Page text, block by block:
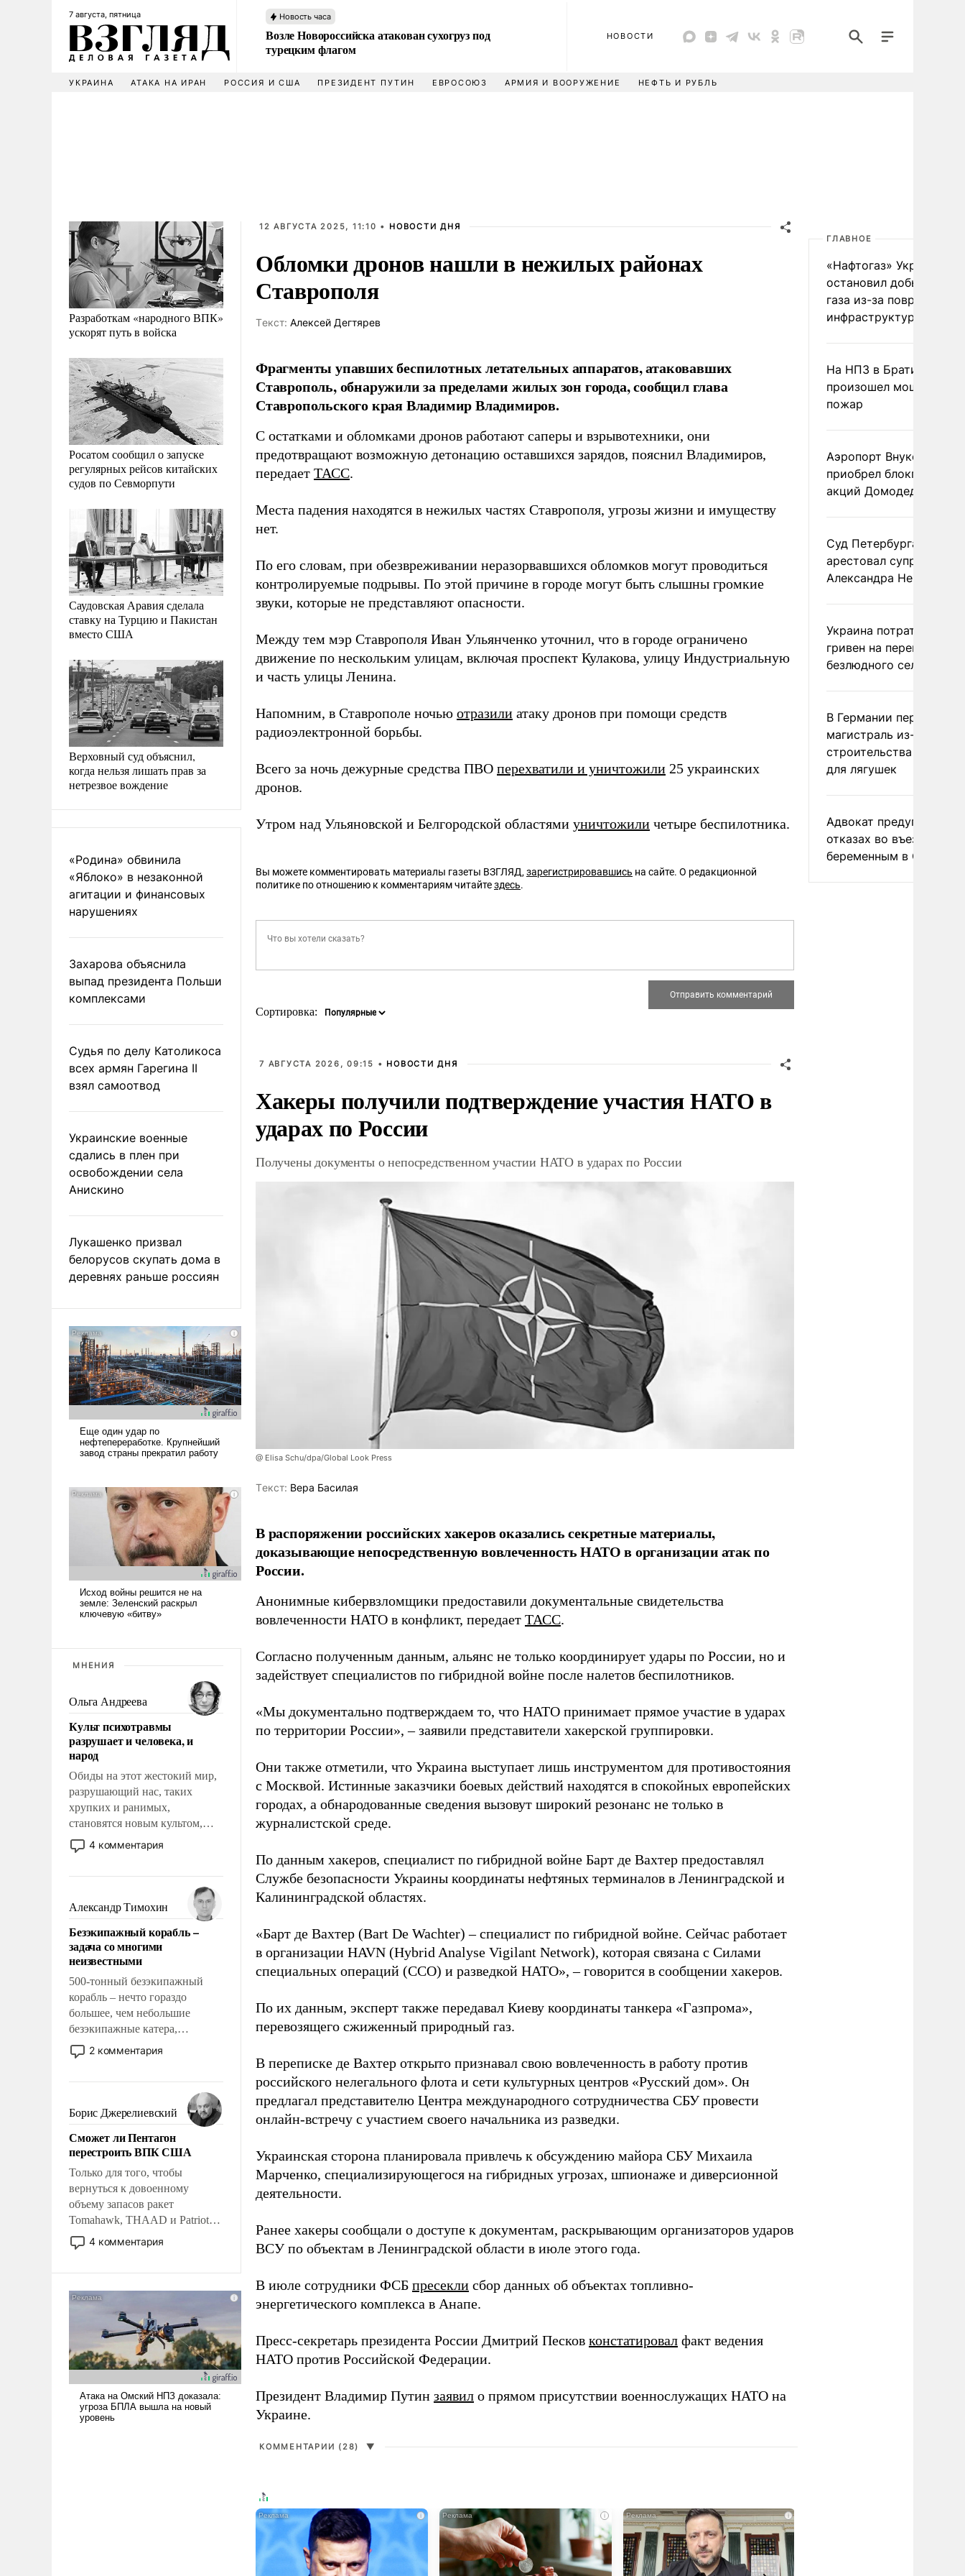
7 августа, пятница Новость часа
Возле Новороссийска атакован сухогруз под
турецким флагом
НОВОСТИ
УКРАИНА АТАКА НА ИРАН РОССИЯ И США ПРЕЗИДЕНТ ПУТИН ЕВРОСОЮЗ АРМИЯ И ВООРУЖЕНИЕ НЕФТЬ И РУБЛЬ
Разработкам «народного ВПК»
ускорят путь в войска
Росатом сообщил о запуске
регулярных рейсов китайских
судов по Севморпути
Саудовская Аравия сделала
ставку на Турцию и Пакистан
вместо США
Верховный суд объяснил,
когда нельзя лишать прав за
нетрезвое вождение
«Родина» обвинила
«Яблоко» в незаконной
агитации и финансовых
нарушениях
Захарова объяснила
выпад президента Польши
комплексами
Судья по делу Католикоса
всех армян Гарегина II
взял самоотвод
Украинские военные
сдались в плен при
освобождении села
Анискино
Лукашенко призвал
белорусов скупать дома в
деревнях раньше россиян
МНЕНИЯ
Ольга Андреева
Культ психотравмы
разрушает и человека, и
народ
Обиды на этот жестокий мир,
разрушающий нас, таких
хрупких и ранимых,
становятся новым культом,
постепенно вытесняя и
отменяя традиционное
мужественным и твердым под
ударами судьбы, брать на себя
ответственность, помогать
слабым, идти вперед и
адаптироваться.
4 комментария
Александр Тимохин
Безэкипажный корабль –
задача со многими
неизвестными
500-тонный безэкипажный
корабль – нечто гораздо
большее, чем небольшие
безэкипажные катера,
применение которых уже
стало обыденностью. Задача по
сложна и амбициозна. Однако
и ее реализация радикально
поднимет наши боевые
возможности.
2 комментария
Борис Джерелиевский
Сможет ли Пентагон
перестроить ВПК США
Только для того, чтобы
вернуться к довоенному
объему запасов ракет
Tomahawk, THAAD и Patriot
США потребуется более трех
лет. Даже небольшая война с
Сложившаяся ситуация
означает многолетний период
уязвимости США, например,
перед Китаем.
4 комментария
12 АВГУСТА 2025, 11:10 • НОВОСТИ ДНЯ
Обломки дронов нашли в нежилых районах
Ставрополя
Tекст: Алексей Дегтярев
Фрагменты упавших беспилотных летательных аппаратов, атаковавших
Ставрополь, обнаружили за пределами жилых зон города, сообщил глава
Ставропольского края Владимир Владимиров.
С остатками и обломками дронов работают саперы и взрывотехники, они
предотвращают возможную детонацию оставшихся зарядов, пояснил Владимиров,
передает ТАСС.
Места падения находятся в нежилых частях Ставрополя, угрозы жизни и имуществу
нет.
По его словам, при обезвреживании неразорвавшихся обломков могут проводиться
контролируемые подрывы. По этой причине в городе могут быть слышны громкие
звуки, которые не представляют опасности.
Между тем мэр Ставрополя Иван Ульянченко уточнил, что в городе ограничено
движение по нескольким улицам, включая проспект Кулакова, улицу Индустриальную
и часть улицы Ленина.
Напомним, в Ставрополе ночью отразили атаку дронов при помощи средств
радиоэлектронной борьбы.
Всего за ночь дежурные средства ПВО перехватили и уничтожили 25 украинских
дронов.
Утром над Ульяновской и Белгородской областями уничтожили четыре беспилотника.
Вы можете комментировать материалы газеты ВЗГЛЯД, зарегистрировавшись на сайте. О редакционной
политике по отношению к комментариям читайтездесь.
Сортировка:
7 АВГУСТА 2026, 09:15 • НОВОСТИ ДНЯ
Хакеры получили подтверждение участия НАТО в
ударах по России
Получены документы о непосредственном участии НАТО в ударах по России
@ Elisa Schu/dpa/Global Look Press
Tекст: Вера Басилая
В распоряжении российских хакеров оказались секретные материалы,
доказывающие непосредственную вовлеченность НАТО в организации атак по
России.
Анонимные кибервзломщики предоставили документальные свидетельства
вовлеченности НАТО в конфликт, передает ТАСС.
Согласно полученным данным, альянс не только координирует удары по России, но и
задействует специалистов по гибридной войне после налетов беспилотников.
«Мы документально подтверждаем то, что НАТО принимает прямое участие в ударах
по территории России», – заявили представители хакерской группировки.
Они также отметили, что Украина выступает лишь инструментом для противостояния
с Москвой. Истинные заказчики боевых действий находятся в спокойных европейских
городах, а обнародованные сведения вызовут широкий резонанс не только в
журналистской среде.
По данным хакеров, специалист по гибридной войне Барт де Вахтер предоставлял
Службе безопасности Украины координаты нефтяных терминалов в Ленинградской и
Калининградской областях.
«Барт де Вахтер (Bart De Wachter) – специалист по гибридной войне. Сейчас работает
в организации HAVN (Hybrid Analyse Vigilant Network), которая связана с Силами
специальных операций (ССО) и разведкой НАТО», – говорится в сообщении хакеров.
По их данным, эксперт также передавал Киеву координаты танкера «Газпрома»,
перевозящего сжиженный природный газ.
В переписке де Вахтер открыто признавал свою вовлеченность в работу против
российского нелегального флота и сети культурных центров «Русский дом». Он
предлагал представителю Центра международного сотрудничества СБУ провести
онлайн-встречу с участием своего начальника из разведки.
Украинская сторона планировала привлечь к обсуждению майора СБУ Михаила
Марченко, специализирующегося на гибридных угрозах, шпионаже и диверсионной
деятельности.
Ранее хакеры сообщали о доступе к документам, раскрывающим организаторов ударов
ВСУ по объектам в Ленинградской области в июле этого года.
В июле сотрудники ФСБ пресекли сбор данных об объектах топливно-
энергетического комплекса в Анапе.
Пресс-секретарь президента России Дмитрий Песков констатировал факт ведения
НАТО против Российской Федерации.
Президент Владимир Путин заявил о прямом присутствии военнослужащих НАТО на
Украине.
КОММЕНТАРИИ (28) ▼
i i i
ГЛАВНОЕ
«Нафтогаз» Украины
остановил добычу
газа из-за повреждения
инфраструктуры
На НПЗ в Братиславе
произошел мощный
пожар
Аэропорт Внуково
приобрел блокпакет
акций Домодедово
Суд Петербурга заочно
арестовал супругу
Александра Невзорова
Украина потратила 1
гривен на
безлюдного села
В Германии перекрыли
магистраль из-за
строительства
для лягушек
Адвокат предупредил
отказах во въезде
беременным в США